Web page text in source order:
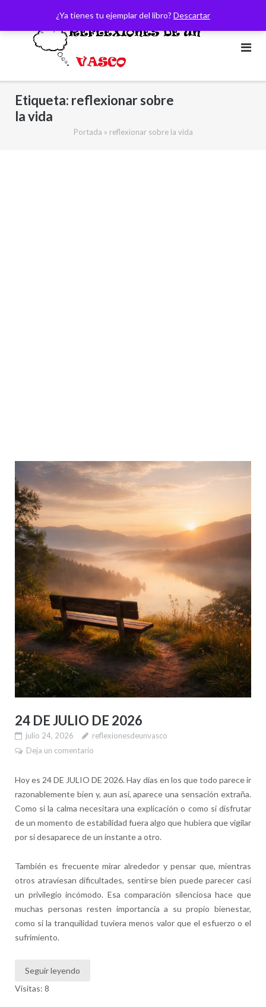
¿Ya tienes tu ejemplar del libro? Descartar
contenido
Etiqueta: reflexionar sobre
la vida
Portada » reflexionar sobre la vida
24 DE JULIO DE 2026
julio 24, 2026
reflexionesdeunvasco
Deja un comentario
Hoy es 24 DE JULIO DE 2026. Hay días en los que todo parece ir
razonablemente bien y, aun así, aparece una sensación extraña.
Como si la calma necesitara una explicación o como si disfrutar
de un momento de estabilidad fuera algo que hubiera que vigilar
por si desaparece de un instante a otro.
También es frecuente mirar alrededor y pensar que, mientras
otros atraviesan dificultades, sentirse bien puede parecer casi
un privilegio incómodo. Esa comparación silenciosa hace que
muchas personas resten importancia a su propio bienestar,
como si la tranquilidad tuviera menos valor que el esfuerzo o el
sufrimiento.
Seguir leyendo
Visitas: 8